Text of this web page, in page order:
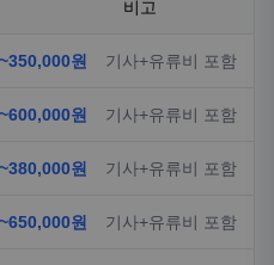
비고
원 기사+유류비 포함
원 기사+유류비 포함
원 기사+유류비 포함
원 기사+유류비 포함